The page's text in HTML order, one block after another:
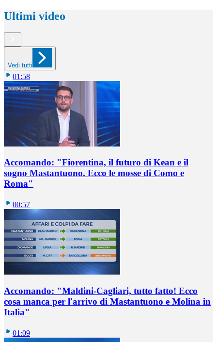
Ultimi video
Vedi tutti
01:58
Accomando: "Fiorentina, il futuro di Kean e il
sogno Mastantuono. Ecco le mosse di Como e
Roma"
00:57
Accomando: "Maldini-Cagliari, tutto fatto! Ecco
cosa manca per l'arrivo di Mastantuono e Molina in
Italia"
01:09